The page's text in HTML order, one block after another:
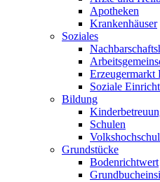
Apotheken
Krankenhäuser
Soziales
Erzeugermarkt
Soziale
Bildung
Schulen
Grundstücke
Bodenrichtwert